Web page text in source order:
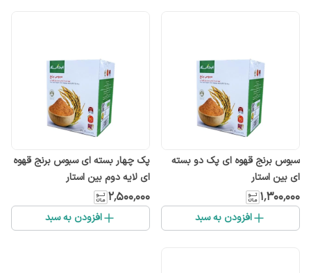
سبوس برنج قهوه ای پک دو بسته
ای بین استار
۱٬۳۰۰٬۰۰۰
افزودن به سبد
پک چهار بسته ای سبوس برنج قهوه
ای لایه دوم بین استار
۲٬۵۰۰٬۰۰۰
افزودن به سبد